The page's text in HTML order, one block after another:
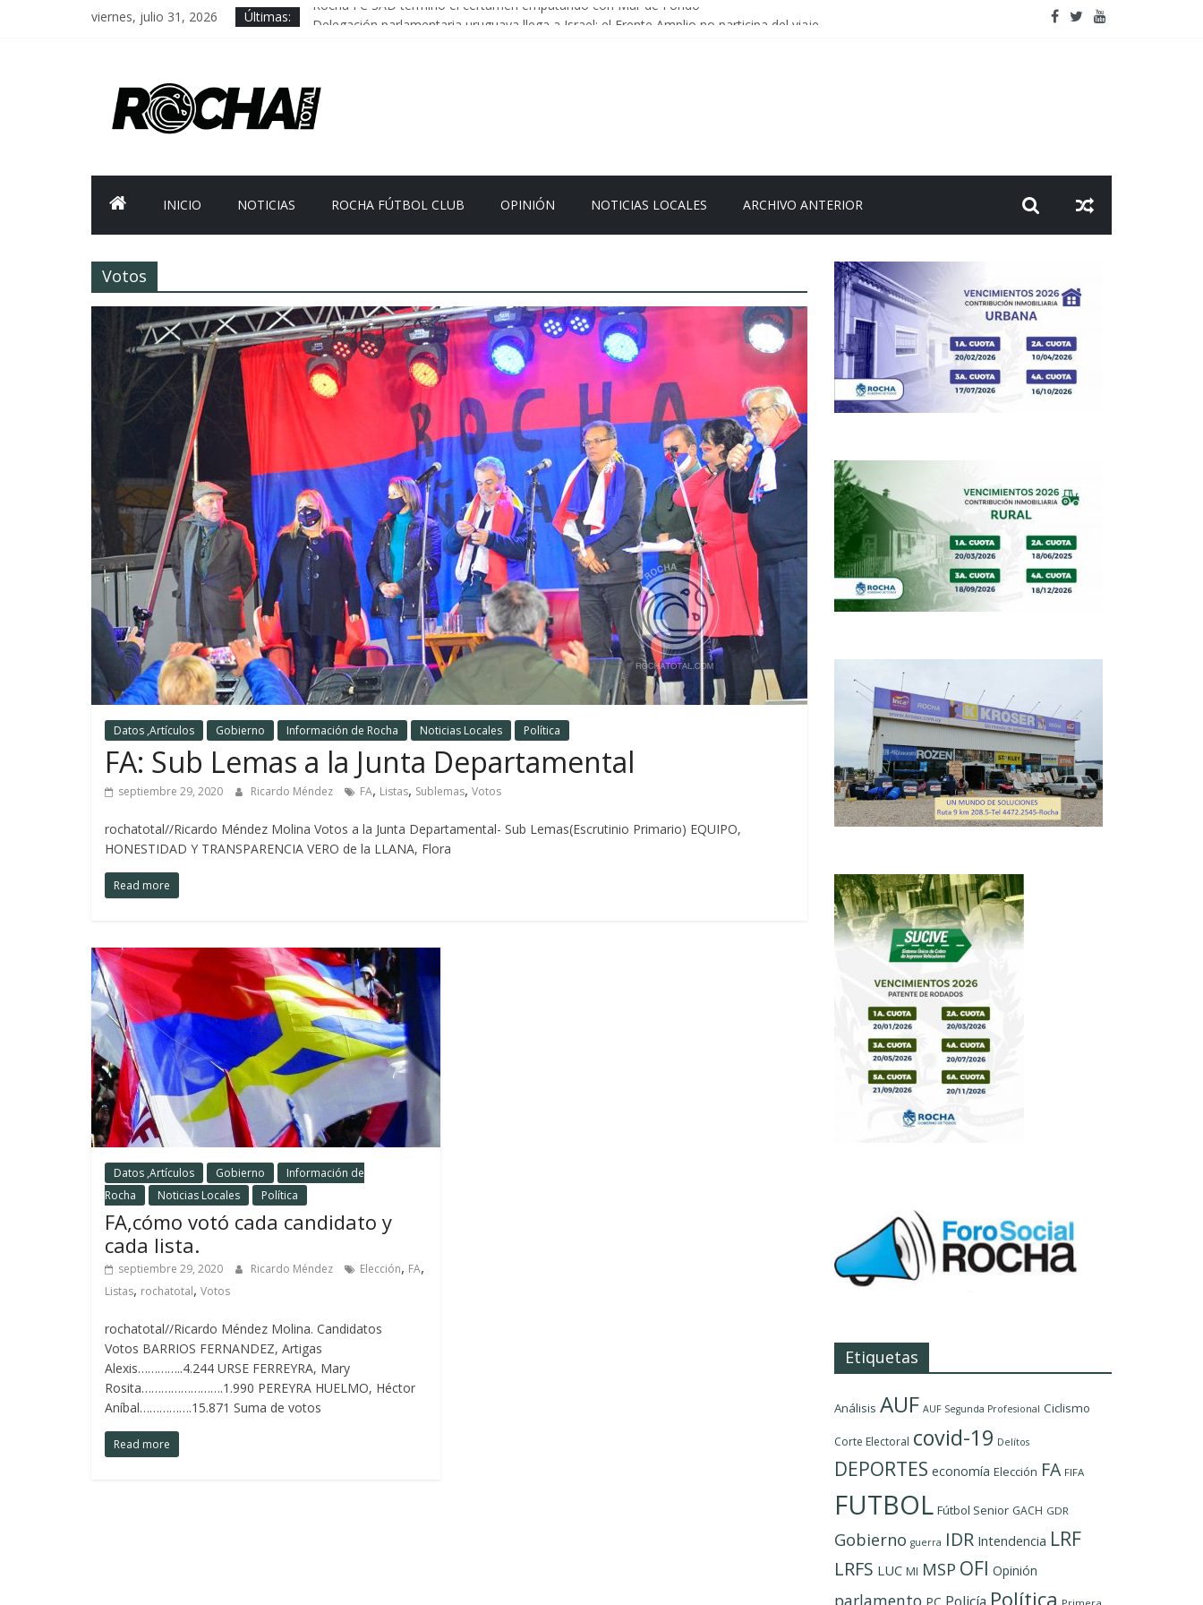
viernes, julio 31, 2026 Últimas:
Rocha FC SAD termino el certamen empatando con Mar de Fondo
FNR: sostener el sistema sin que el paciente termine siendo el financiador ?
INICIO NOTICIAS ROCHA FÚTBOL CLUB OPINIÓN NOTICIAS LOCALES ARCHIVO ANTERIOR
Votos
Datos ,Artículos Gobierno Información de Rocha Noticias Locales Política
FA: Sub Lemas a la Junta Departamental
septiembre 29, 2020 Ricardo Méndez FA, Listas, Sublemas, Votos
rochatotal//Ricardo Méndez Molina Votos a la Junta Departamental- Sub Lemas(Escrutinio Primario) EQUIPO,
HONESTIDAD Y TRANSPARENCIA VERO de la LLANA, Flora
Read more
Datos ,Artículos Gobierno
Información de
Rocha
Noticias Locales Política
FA,cómo votó cada candidato y
cada lista.
septiembre 29, 2020 Ricardo Méndez Elección, FA,
Listas, rochatotal, Votos
rochatotal//Ricardo Méndez Molina. Candidatos
Votos BARRIOS FERNANDEZ, Artigas
Alexis…………..4.244 URSE FERREYRA, Mary
Rosita…………………….1.990 PEREYRA HUELMO, Héctor
Aníbal…………….15.871 Suma de votos
Read more
Etiquetas
Análisis AUF AUF Segunda Profesional Ciclismo
Corte Electoral covid-19 Delítos
DEPORTES economía Elección FA FIFA
FUTBOL Fútbol Senior GACH GDR
Gobierno guerra IDR Intendencia LRF
LRFS LUC MI MSP OFI Opinión
parlamento PC Política